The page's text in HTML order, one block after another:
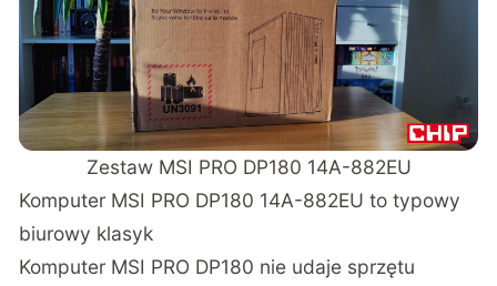
Zestaw MSI PRO DP180 14A-882EU
Komputer MSI PRO DP180 14A-882EU to typowy
biurowy klasyk
Komputer MSI PRO DP180 nie udaje sprzętu